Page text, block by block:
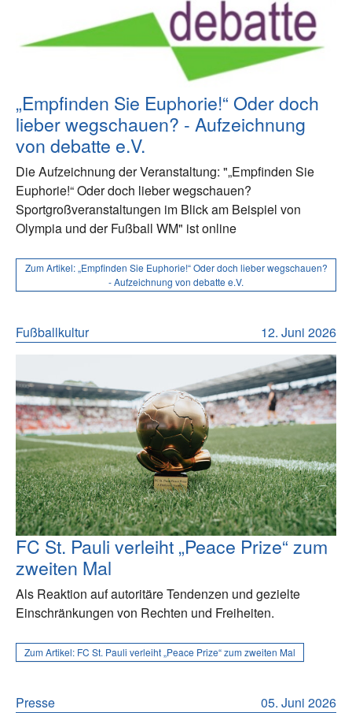
„Empfinden Sie Euphorie!“ Oder doch
lieber wegschauen? - Aufzeichnung
von debatte e.V.
Die Aufzeichnung der Veranstaltung: "„Empfinden Sie
Euphorie!“ Oder doch lieber wegschauen?
Sportgroßveranstaltungen im Blick am Beispiel von
Olympia und der Fußball WM" ist online
Zum Artikel:„Empfinden Sie Euphorie!“ Oder doch lieber wegschauen?
- Aufzeichnung von debatte e.V.
12. Juni 2026
Fußballkultur
FC St. Pauli verleiht „Peace Prize“ zum
zweiten Mal
Als Reaktion auf autoritäre Tendenzen und gezielte
Einschränkungen von Rechten und Freiheiten.
Zum Artikel: FC St. Pauli verleiht „Peace Prize“ zum zweiten Mal
05. Juni 2026
Presse